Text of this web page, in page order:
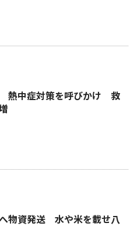
熱中症対策を呼びかけ 救
物資発送 水や米を載せ八